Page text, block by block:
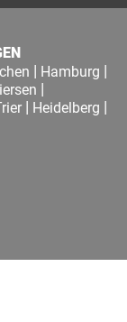
| Hamburg |
|
| Heidelberg |